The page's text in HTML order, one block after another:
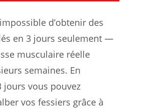
d’obtenir des
en 3 jours seulement —
musculaire réelle
semaines. En
jours vous pouvez
vos fessiers grâce à